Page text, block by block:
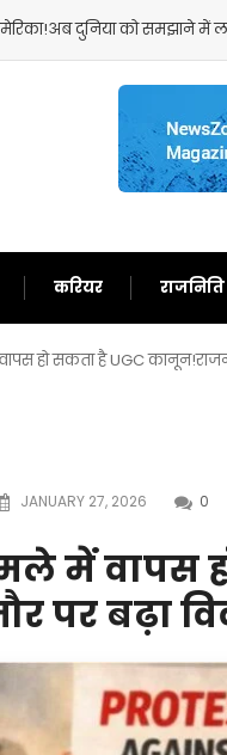
दुनिया को समझाने में
करियर राजनिति
हो सकता है UGC
JANUARY 27, 2026 0
में वापस
पर बढ़ा